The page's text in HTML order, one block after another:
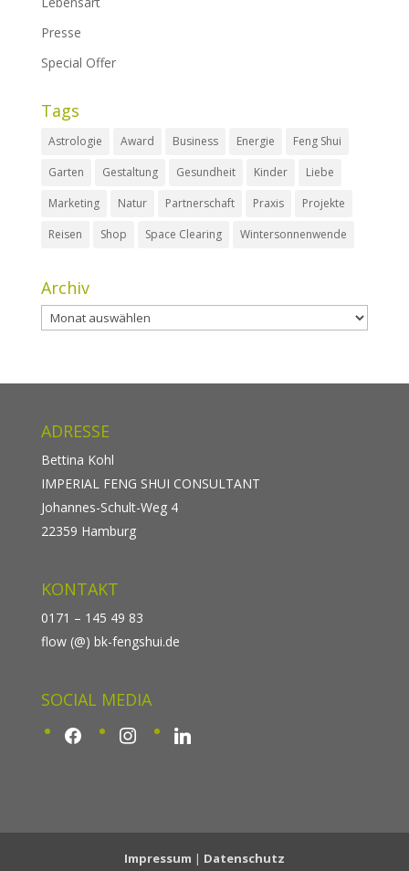
Presse
Special Offer
Tags
Astrologie Award Business Energie
Feng Shui
Garten
Gestaltung Gesundheit Kinder
Liebe
Marketing
Natur Partnerschaft Praxis
Projekte
Reisen
Shop Space Clearing Wintersonnenwende
Archiv
Archiv
ADRESSE
Bettina Kohl
IMPERIAL FENG SHUI CONSULTANT
Johannes-Schult-Weg 4
22359 Hamburg
KONTAKT
0171 – 145 49 83
flow (@) bk-fengshui.de
SOCIAL MEDIA
facebook instagram linkedin
Impressum | Datenschutz